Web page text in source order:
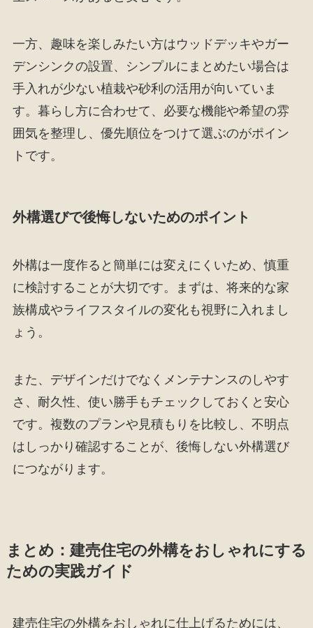
一方、趣味を楽しみたい方はウッドデッキやガー
デンシンクの設置、シンプルにまとめたい場合は
手入れが少ない植栽や砂利の活用が向いていま
す。暮らし方に合わせて、必要な機能や希望の雰
囲気を整理し、優先順位をつけて選ぶのがポイン
トです。
外構選びで後悔しないためのポイント
外構は一度作ると簡単には変えにくいため、慎重
に検討することが大切です。まずは、将来的な家
族構成やライフスタイルの変化も視野に入れまし
ょう。
また、デザインだけでなくメンテナンスのしやす
さ、耐久性、使い勝手もチェックしておくと安心
です。複数のプランや見積もりを比較し、不明点
はしっかり確認することが、後悔しない外構選び
につながります。
まとめ：建売住宅の外構をおしゃれにする
ための実践ガイド
建売住宅の外構をおしゃれに仕上げるためには、